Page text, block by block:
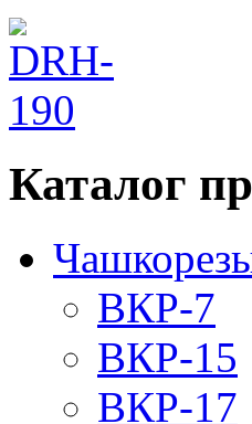
Каталог
ВКР-7
ВКР-15
ВКР-17